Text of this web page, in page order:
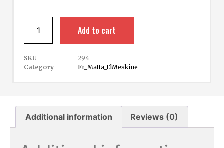
Add to cart
SKU
294
Category
Fr_Matta_ElMeskine
Additional information Reviews (0)